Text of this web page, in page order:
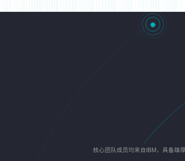
核心团队成员均来自IBM，具备雄